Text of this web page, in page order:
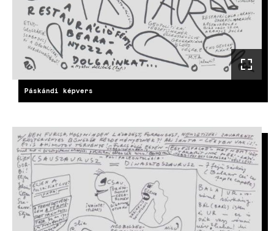
Páskándi képvers